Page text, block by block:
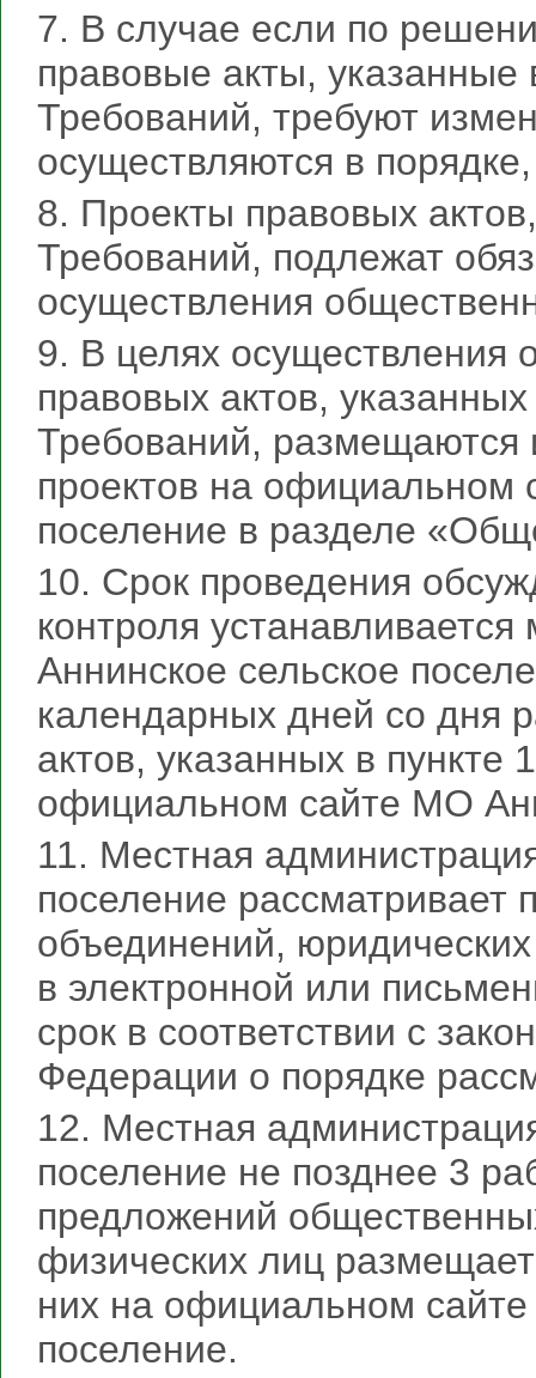
7. В случае если по
правовые акты, указанные
Требований, требуют
осуществляются в
8. Проекты правовых
Требований, подлежат
осуществления
9. В целях осуществления
правовых актов,
Требований, размещаются
проектов на официальном
поселение в разделе
10. Срок проведения
контроля
Аннинское сельское
календарных дней со дня
актов, указанных в
официальном сайте МО
11. Местная
поселение
объединений,
в электронной или
срок в соответствии с
Федерации о порядке
12. Местная
поселение не позднее 3
предложений
физических лиц
них на официальном
поселение.